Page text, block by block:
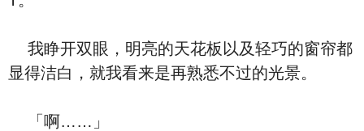
我睁开双眼，明亮的天花板以及轻巧的窗帘都
显得洁白，就我看来是再熟悉不过的光景。
「啊……」